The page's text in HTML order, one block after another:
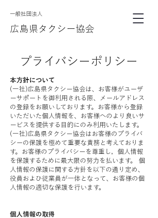
​一般社団法人
広島県タクシー協会
プライバシーポリシー
本方針について
(一社)広島県タクシー協会は、お客様がユーザ
ーサポートを御利用される際、メールアドレス
の登録をお願いしております。お客様から登録
いただいた個人情報を、お客様へのより良いサ
ービスを提供する目的にのみ利用いたします。
(一社)広島県タクシー協会はお客様のプライバ
シーの保護を極めて重要な責務と考えておりま
す。お客様のプライバシーを尊重し，個人情報
を保護するために最大限の努力を払います。 個
人情報の保護に関する方針を以下の通り定め、
役員およひ従業員が一体となって、お客様の個
人情報の適切な保護を行います。
個人情報の取得